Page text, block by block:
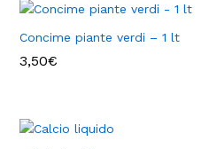
9,64€
Concime piante verdi – 1 lt
3,50€